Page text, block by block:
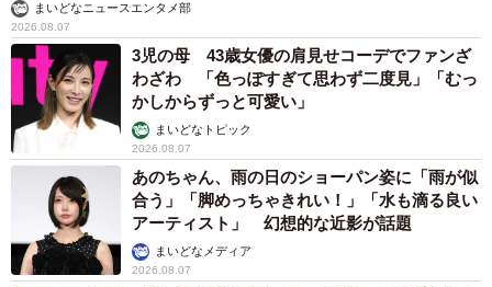
まいどなニュースエンタメ部
2026.08.07
3児の母 43歳女優の肩見せコーデでファンざ
わざわ 「色っぽすぎて思わず二度見」「むっ
かしからずっと可愛い」
まいどなトピック
2026.08.07
あのちゃん、雨の日のショーパン姿に「雨が似
合う」「脚めっちゃきれい！」「水も滴る良い
アーティスト」 幻想的な近影が話題
まいどなメディア
2026.08.07